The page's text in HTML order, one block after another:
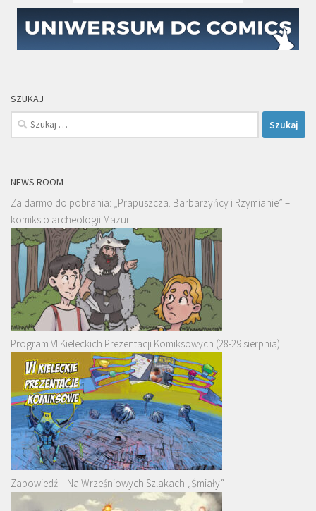
SZUKAJ
Szukaj:
NEWS ROOM
Za darmo do pobrania: „Prapuszcza. Barbarzyńcy i Rzymianie” –
komiks o archeologii Mazur
Program VI Kieleckich Prezentacji Komiksowych (28-29 sierpnia)
Zapowiedź – Na Wrześniowych Szlakach „Śmiały”